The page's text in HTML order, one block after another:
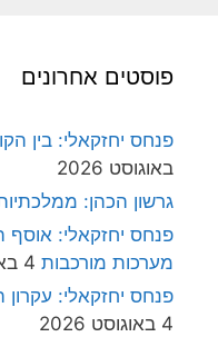
פוסטים אחרונים
פנחס יחזקאלי: בין
באוגוסט 2026
גרשון הכהן:
פנחס יחזקאלי:
מערכות מורכבות 4 באוגוסט 2026
פנחס יחזקאלי: עקרון
4 באוגוסט 2026